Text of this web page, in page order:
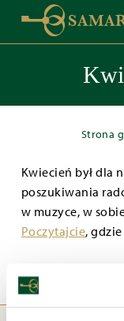
Strona
Kwiecień był dla
poszukiwania
w muzyce, w
Poczytajcie,